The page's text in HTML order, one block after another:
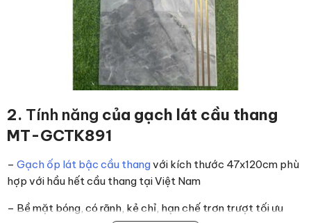
2. Tính năng của gạch lát cầu thang
MT-GCTK891
– Gạch ốp lát bậc cầu thangvới kích thước 47x120cm phù
hợp với hầu hết cầu thang tại Việt Nam
– Bề mặt bóng, có rãnh, kẻ chỉ, hạn chế trơn trượt tối ưu